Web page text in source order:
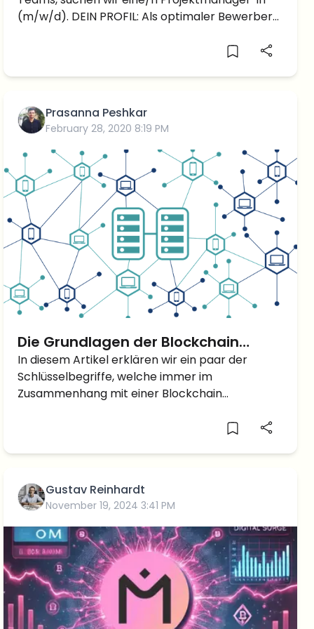
(m/w/d). DEIN PROFIL: Als optimaler Bewerber
Prasanna Peshkar
February 28, 2020 8:19 PM
Die Grundlagen der Blockchain
Technologie verstehen
In diesem Artikel erklären wir ein paar der
Schlüsselbegriffe, welche immer im
Zusammenhang mit einer Blockchain
Gustav Reinhardt
November 19, 2024 3:41 PM